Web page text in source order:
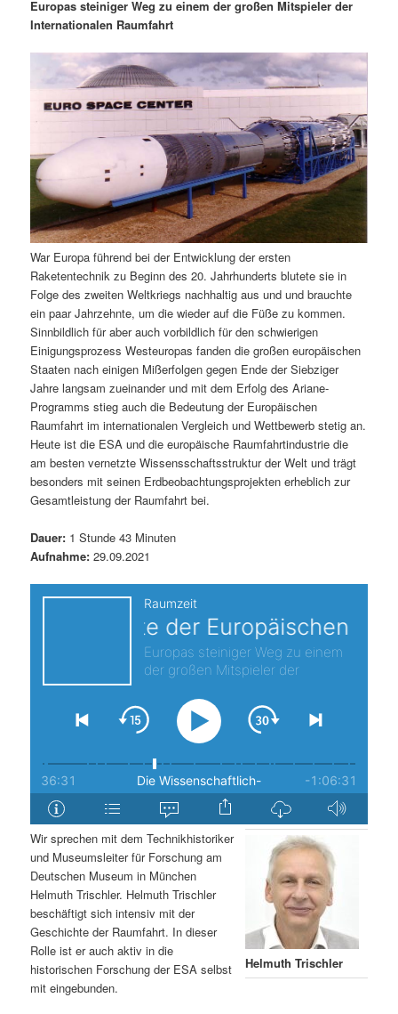
e
n
I
n
h
a
l
t
s
p
r
i
n
ä
r
e
n
I
n
h
a
l
t
s
p
g
n
n
a
o
n
Europas steiniger Weg zu einem der großen Mitspieler der
Internationalen Raumfahrt
War Europa führend bei der Entwicklung der ersten
Raketentechnik zu Beginn des 20. Jahrhunderts blutete sie in
Folge des zweiten Weltkriegs nachhaltig aus und und brauchte
ein paar Jahrzehnte, um die wieder auf die Füße zu kommen.
Sinnbildlich für aber auch vorbildlich für den schwierigen
Einigungsprozess Westeuropas fanden die großen europäischen
Staaten nach einigen Mißerfolgen gegen Ende der Siebziger
Jahre langsam zueinander und mit dem Erfolg des Ariane-
Programms stieg auch die Bedeutung der Europäischen
Raumfahrt im internationalen Vergleich und Wettbewerb stetig an.
Heute ist die ESA und die europäische Raumfahrtindustrie die
am besten vernetzte Wissensschaftsstruktur der Welt und trägt
besonders mit seinen Erdbeobachtungsprojekten erheblich zur
Gesamtleistung der Raumfahrt bei.
Dauer: 1 Stunde 43 Minuten
Aufnahme: 29.09.2021
Helmuth Trischler
Wir sprechen mit dem Technikhistoriker
und Museumsleiter für Forschung am
Deutschen Museum in München
Helmuth Trischler. Helmuth Trischler
beschäftigt sich intensiv mit der
Geschichte der Raumfahrt. In dieser
Rolle ist er auch aktiv in die
historischen Forschung der ESA selbst
mit eingebunden.